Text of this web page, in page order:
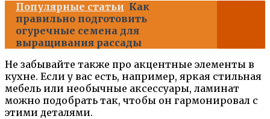
Популярные статьи Как
правильно подготовить
огуречные семена для
выращивания рассады
Не забывайте также про акцентные элементы в
кухне. Если у вас есть, например, яркая стильная
мебель или необычные аксессуары, ламинат
можно подобрать так, чтобы он гармонировал с
этими деталями.